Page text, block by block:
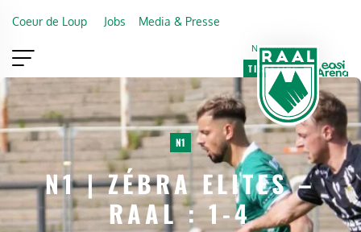
Coeur de Loup Jobs Media & Presse
Newsletter
TICKETING
VIP
FAN SHOP
N1
N1 | ZÉBRA ELITES –
RAAL : 1-4